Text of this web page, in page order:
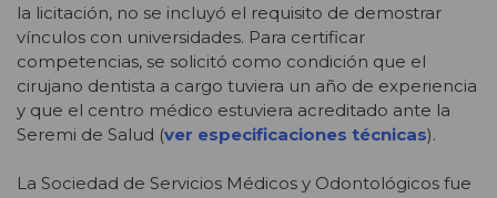
la licitación, no se incluyó el requisito de demostrar
vínculos con universidades. Para certificar
competencias, se solicitó como condición que el
cirujano dentista a cargo tuviera un año de experiencia
y que el centro médico estuviera acreditado ante la
Seremi de Salud (ver especificaciones técnicas).
La Sociedad de Servicios Médicos y Odontológicos fue